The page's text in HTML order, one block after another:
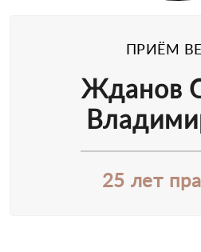
ПРИЁМ
Жданов
25 лет